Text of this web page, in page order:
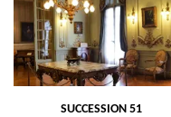
SUCCESSION 51